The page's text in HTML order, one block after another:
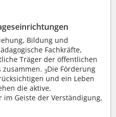
Bildung und
Fachkräfte,
Träger der öffentlichen
zusammen.3Die Förderung
und ein Leben
die aktive,
Geiste der Verständigung,